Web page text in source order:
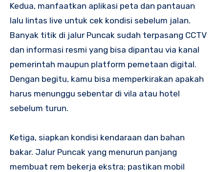
Kedua, manfaatkan aplikasi peta dan pantauan
lalu lintas live untuk cek kondisi sebelum jalan.
Banyak titik di jalur Puncak sudah terpasang CCTV
dan informasi resmi yang bisa dipantau via kanal
pemerintah maupun platform pemetaan digital.
Dengan begitu, kamu bisa memperkirakan apakah
harus menunggu sebentar di vila atau hotel
sebelum turun.
Ketiga, siapkan kondisi kendaraan dan bahan
bakar. Jalur Puncak yang menurun panjang
membuat rem bekerja ekstra; pastikan mobil